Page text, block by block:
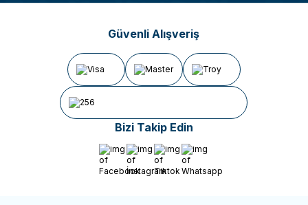
Güvenli Alışveriş
Bizi Takip Edin
Facebookİnstagram
Tiktok Whatsapp